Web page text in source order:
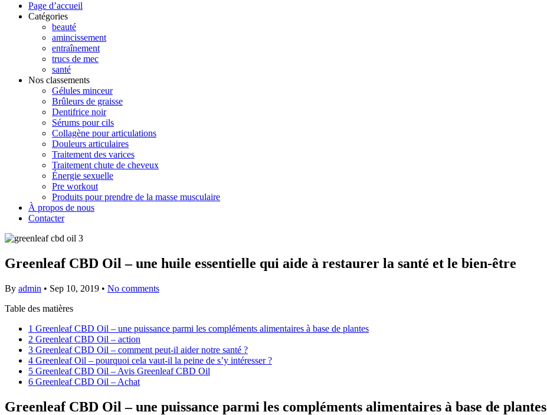
Page d’accueil
Catégories
beauté
amincissement
entraînement
trucs de mec
santé
Nos classements
Gélules minceur
Brûleurs de graisse
Dentifrice noir
Sérums pour cils
Collagène pour articulations
Douleurs articulaires
Traitement des varices
Traitement chute de cheveux
Énergie sexuelle
Pre workout
Produits pour prendre de la masse musculaire
À propos de nous
Contacter
Greenleaf CBD Oil – une huile essentielle qui aide à restaurer la santé et le bien-être
By admin • Sep 10, 2019 • No comments
Table des matières
1 Greenleaf CBD Oil – une puissance parmi les compléments alimentaires à base de plantes
2 Greenleaf CBD Oil – action
3 Greenleaf CBD Oil – comment peut-il aider notre santé ?
4 Greenleaf Oil – pourquoi cela vaut-il la peine de s’y intéresser ?
5 Greenleaf CBD Oil – Avis Greenleaf CBD Oil
6 Greenleaf CBD Oil – Achat
Greenleaf CBD Oil – une puissance parmi les compléments alimentaires à base de plantes